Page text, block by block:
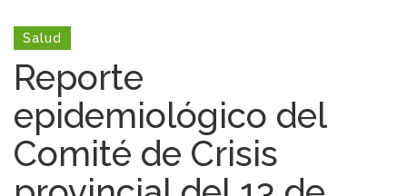
Salud
Reporte
epidemiológico del
Comité de Crisis